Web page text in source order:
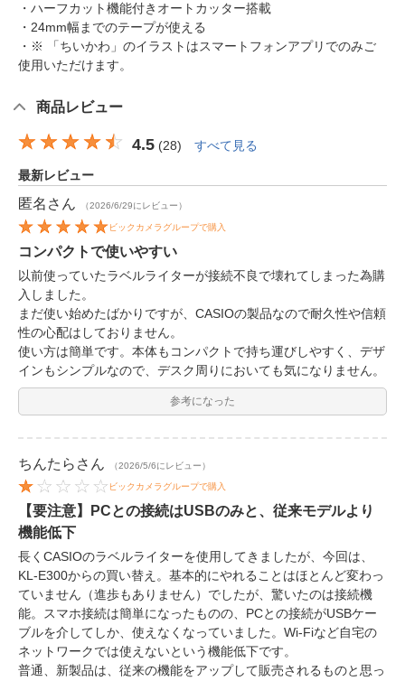
・ハーフカット機能付きオートカッター搭載
・24mm幅までのテープが使える
・※ 「ちいかわ」のイラストはスマートフォンアプリでのみご
使用いただけます。
商品レビュー
4.5 (28) すべて見る
最新レビュー
匿名 さん （2026/6/29にレビュー）
ビックカメラグループで購入
コンパクトで使いやすい
以前使っていたラベルライターが接続不良で壊れてしまった為購
入しました。
まだ使い始めたばかりですが、CASIOの製品なので耐久性や信頼
性の心配はしておりません。
使い方は簡単です。本体もコンパクトで持ち運びしやすく、デザ
インもシンプルなので、デスク周りにおいても気になりません。
参考になった
ちんたら さん （2026/5/6にレビュー）
ビックカメラグループで購入
【要注意】PCとの接続はUSBのみと、従来モデルより
機能低下
長くCASIOのラベルライターを使用してきましたが、今回は、
KL-E300からの買い替え。基本的にやれることはほとんど変わっ
ていません（進歩もありません）でしたが、驚いたのは接続機
能。スマホ接続は簡単になったものの、PCとの接続がUSBケー
ブルを介してしか、使えなくなっていました。Wi-Fiなど自宅の
ネットワークでは使えないという機能低下です。
普通、新製品は、従来の機能をアップして販売されるものと思っ